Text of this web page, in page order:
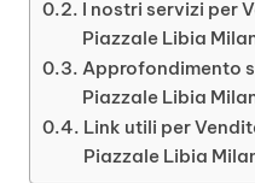
I nostri servizi per
Piazzale Libia
Approfondimento
Piazzale Libia
Link utili per
Piazzale Libia